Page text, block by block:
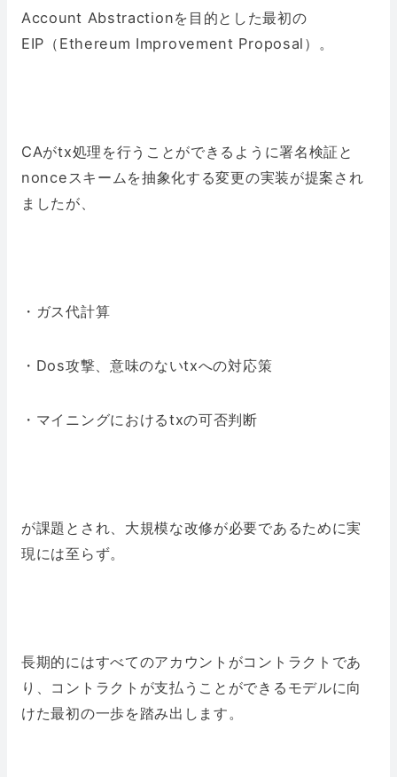
Account Abstractionを目的とした最初の
EIP（Ethereum Improvement Proposal）。
CAがtx処理を行うことができるように署名検証と
nonceスキームを抽象化する変更の実装が提案され
ましたが、
・ガス代計算
・Dos攻撃、意味のないtxへの対応策
・マイニングにおけるtxの可否判断
が課題とされ、大規模な改修が必要であるために実
現には至らず。
長期的にはすべてのアカウントがコントラクトであ
り、コントラクトが支払うことができるモデルに向
けた最初の一歩を踏み出します。